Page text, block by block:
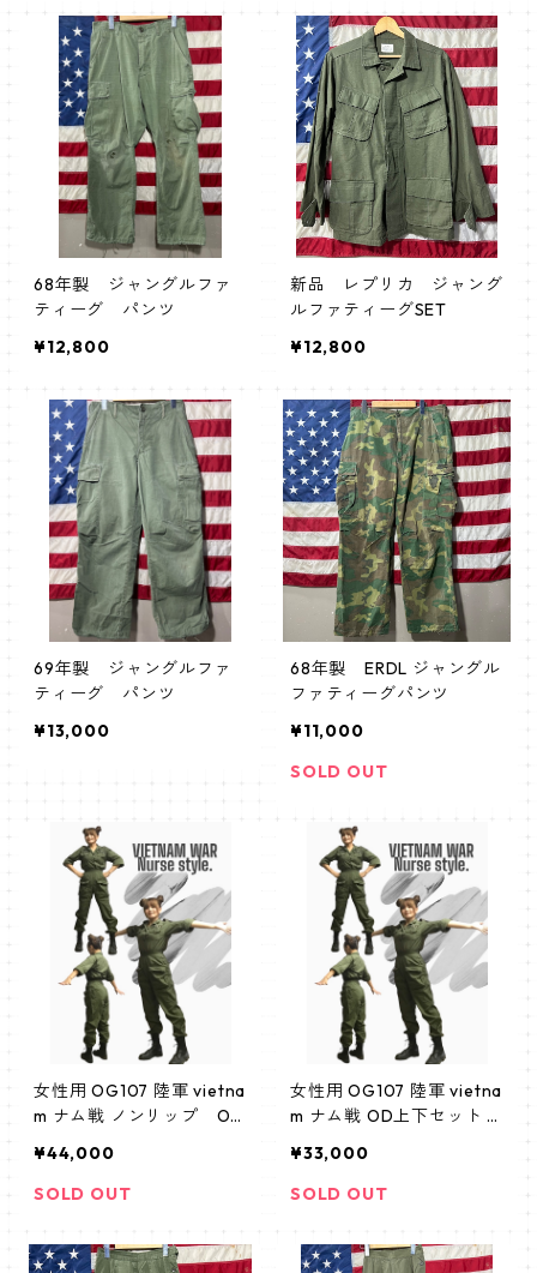
68年製 ジャングルファ
ティーグ パンツ
¥12,800
新品 レプリカ ジャング
ルファティーグSET
¥12,800
69年製 ジャングルファ
ティーグ パンツ
¥13,000
68年製 ERDL ジャングル
ファティーグパンツ
¥11,000
SOLD OUT
女性用 OG107 陸軍 vietna
m ナム戦 ノンリップ OD
ナース 第44衛生旅団
¥44,000
SOLD OUT
女性用 OG107 陸軍 vietna
m ナム戦 OD上下セット u
4衛生旅団
¥33,000
SOLD OUT